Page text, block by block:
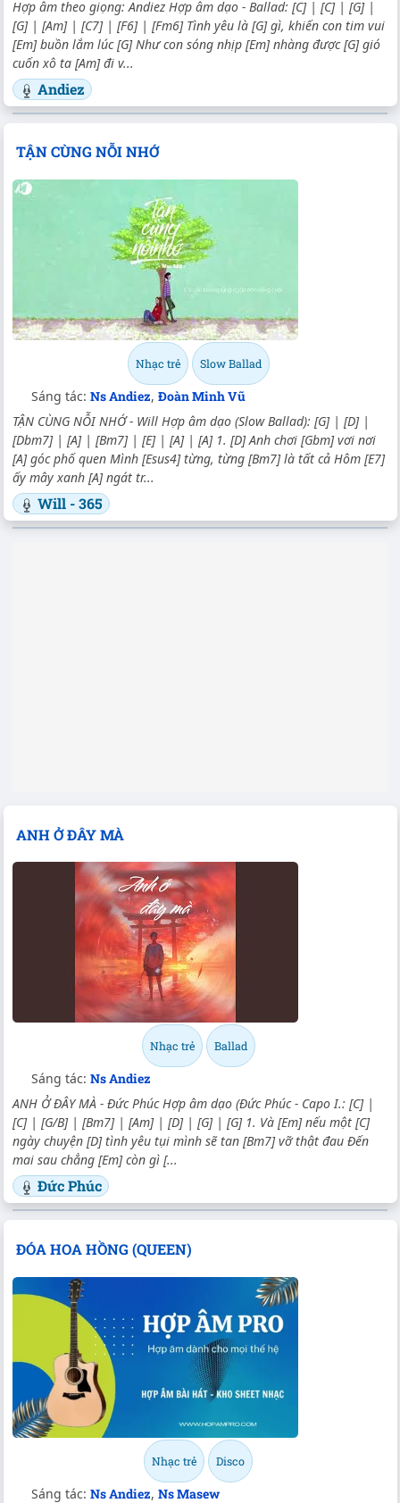
Hợp âm theo giọng: Andiez Hợp âm dạo - Ballad: [C] | [C] | [G] |
[G] | [Am] | [C7] | [F6] | [Fm6] Tình yêu là [G] gì, khiến con tim vui
[Em] buồn lắm lúc [G] Như con sóng nhịp [Em] nhàng được [G] gió
cuốn xô ta [Am] đi v...
Andiez
TẬN CÙNG NỖI NHỚ
Nhạc trẻ Slow Ballad
Sáng tác: Ns Andiez, Đoàn Minh Vũ
TẬN CÙNG NỖI NHỚ - Will Hợp âm dạo (Slow Ballad): [G] | [D] |
[Dbm7] | [A] | [Bm7] | [E] | [A] | [A] 1. [D] Anh chơi [Gbm] vơi nơi
[A] góc phố quen Mình [Esus4] từng, từng [Bm7] là tất cả Hôm [E7]
ấy mây xanh [A] ngát tr...
Will - 365
ANH Ở ĐÂY MÀ
Nhạc trẻ Ballad
Sáng tác: Ns Andiez
ANH Ở ĐÂY MÀ - Đức Phúc Hợp âm dạo (Đức Phúc - Capo I.: [C] |
[C] | [G/B] | [Bm7] | [Am] | [D] | [G] | [G] 1. Và [Em] nếu một [C]
ngày chuyện [D] tình yêu tụi mình sẽ tan [Bm7] vỡ thật đau Đến
mai sau chẳng [Em] còn gì [...
Đức Phúc
ĐÓA HOA HỒNG (QUEEN)
Nhạc trẻ Disco
Sáng tác: Ns Andiez, Ns Masew